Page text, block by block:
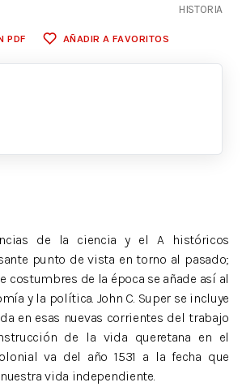
HISTORIA
PDF AÑADIR A FAVORITOS
de la ciencia y el A históricos
punto de vista en torno al pasado;
costumbres de la época se añade así al
y la política. John C. Super se incluye
en esas nuevas corrientes del trabajo
de la vida queretana en el
va del año 1531 a la fecha que
vida independiente.